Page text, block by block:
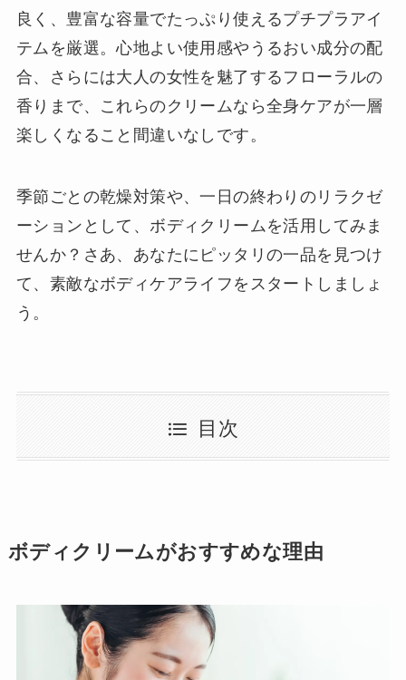
良く、豊富な容量でたっぷり使えるプチプラアイ
テムを厳選。心地よい使用感やうるおい成分の配
合、さらには大人の女性を魅了するフローラルの
香りまで、これらのクリームなら全身ケアが一層
楽しくなること間違いなしです。
季節ごとの乾燥対策や、一日の終わりのリラクゼ
ーションとして、ボディクリームを活用してみま
せんか？さあ、あなたにピッタリの一品を見つけ
て、素敵なボディケアライフをスタートしましょ
う。
目次
ボディクリームがおすすめな理由